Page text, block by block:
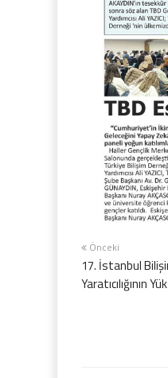
Önceki
17. İstanbul
Yaratıcılığının